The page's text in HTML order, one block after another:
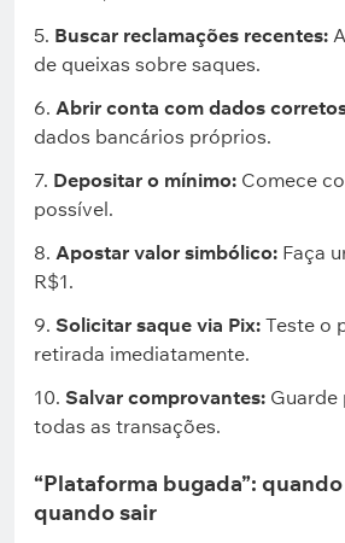
Buscar reclamações recentes:
de queixas sobre saques.
Abrir conta com dados
dados bancários próprios.
Depositar o mínimo: Comece
possível.
Apostar valor simbólico: Faça
R$1.
Solicitar saque via Pix: Teste o
retirada imediatamente.
Salvar comprovantes: Guarde
todas as transações.
“Plataforma bugada”:
quando sair